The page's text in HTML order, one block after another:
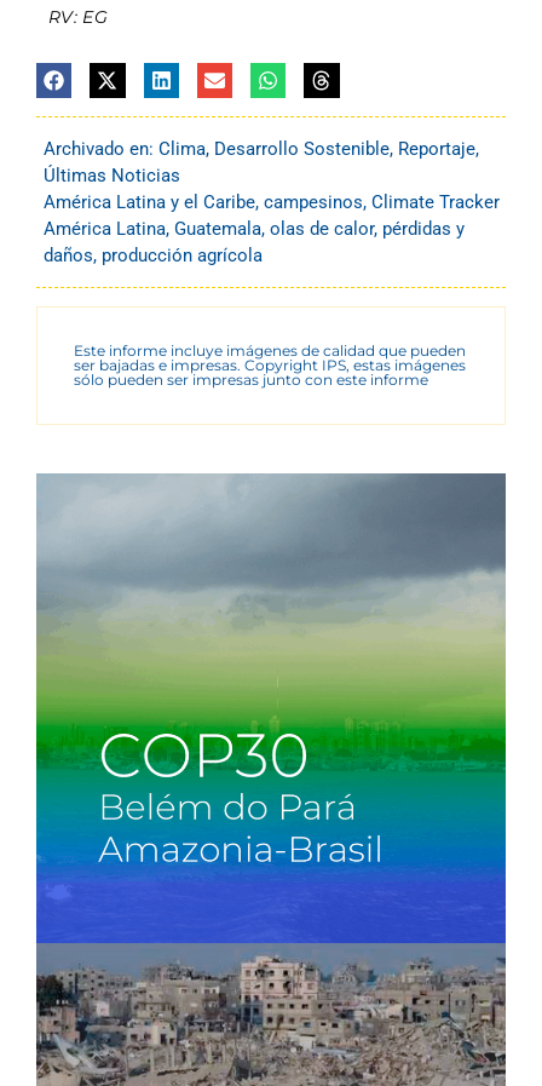
RV: EG
Archivado en: Clima, Desarrollo Sostenible, Reportaje,
Últimas Noticias
América Latina y el Caribe, campesinos, Climate Tracker
América Latina, Guatemala, olas de calor, pérdidas y
daños, producción agrícola
Este informe incluye imágenes de calidad que pueden
ser bajadas e impresas. Copyright IPS, estas imágenes
sólo pueden ser impresas junto con este informe